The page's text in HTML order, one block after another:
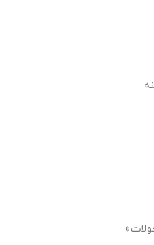
«شرکت تجارت الکترونیکی ارتباط فردا» با نگاهی به آخرین تحولات